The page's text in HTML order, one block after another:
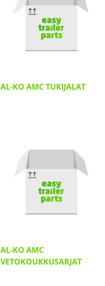
AL-KO AMC TUKIJALAT
AL-KO AMC
VETOKOUKKUSARJAT